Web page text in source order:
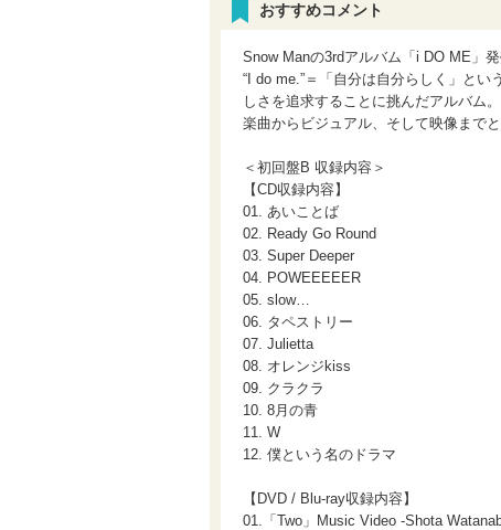
おすすめコメント
Snow Manの3rdアルバム「i DO ME」発
“I do me.”＝「自分は自分らしく」とい
しさを追求することに挑んだアルバム。
楽曲からビジュアル、そして映像まで
＜初回盤B 収録内容＞
【CD収録内容】
01. あいことば
02. Ready Go Round
03. Super Deeper
04. POWEEEEER
05. slow…
06. タペストリー
07. Julietta
08. オレンジkiss
09. クラクラ
10. 8月の青
11. W
12. 僕という名のドラマ
【DVD / Blu-ray収録内容】
01.「Two」Music Video -Shota